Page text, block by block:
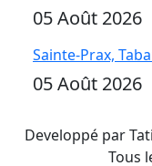
05 Août 2026
Sainte-Prax,
05 Août 2026
Developpé par
Tous